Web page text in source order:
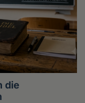
die